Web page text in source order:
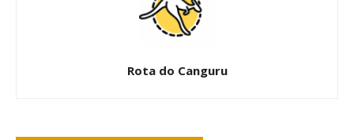
Rota do Canguru